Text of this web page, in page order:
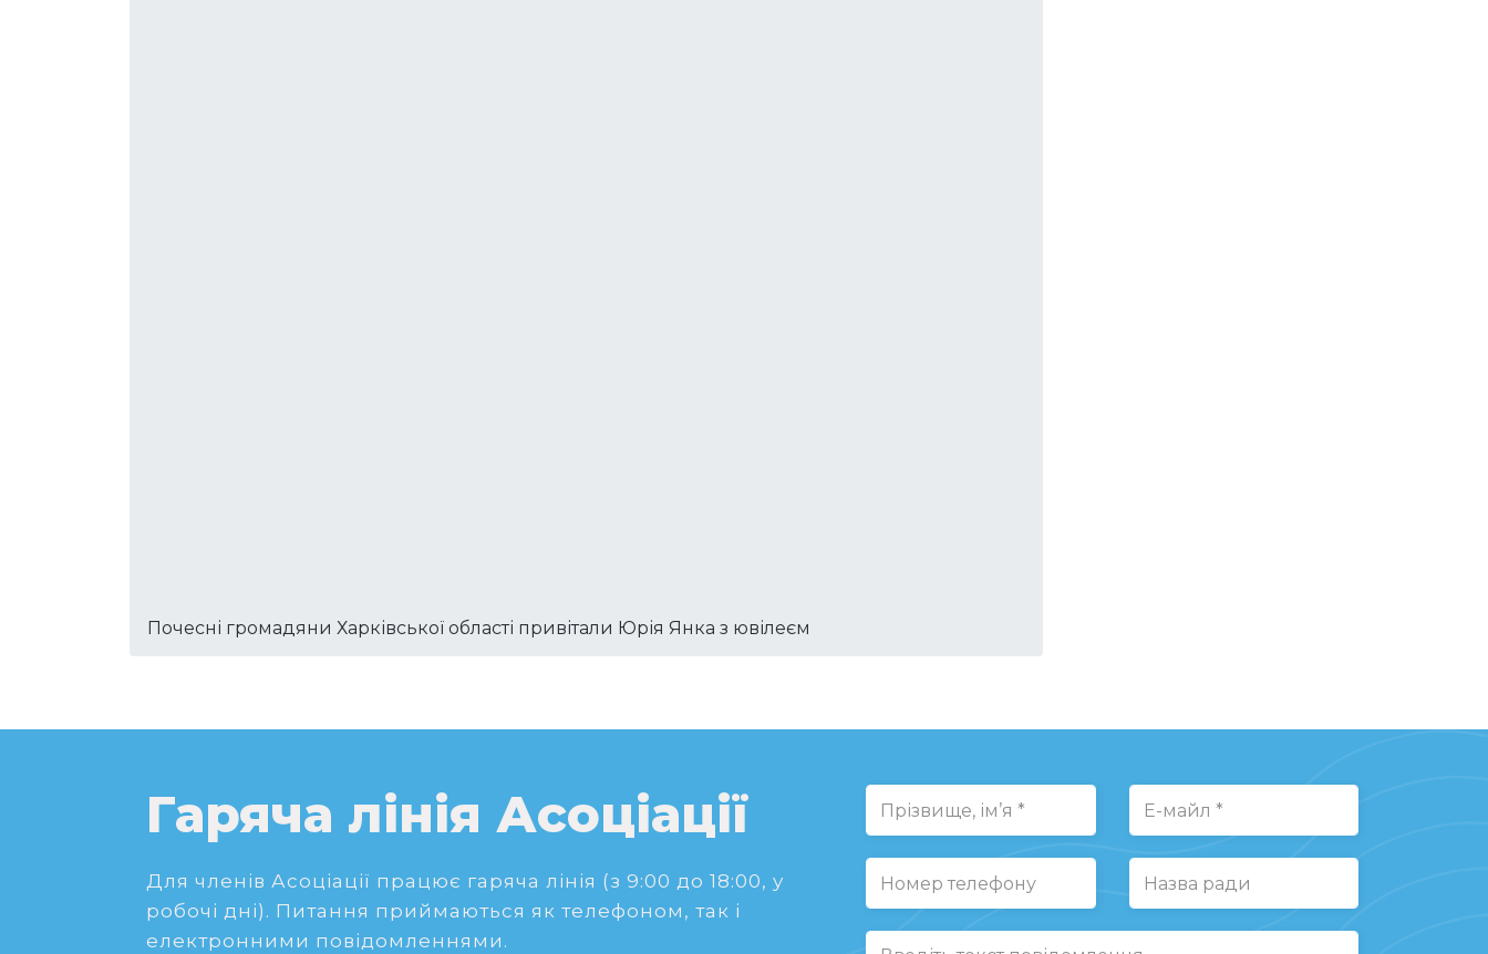
Почесні громадяни Харківської області привітали Юрія Янка з ювілеєм
Гаряча лінія Асоціації
Для членів Асоціації працює гаряча лінія (з 9:00 до 18:00, у
робочі дні). Питання приймаються як телефоном, так і
електронними повідомленнями.